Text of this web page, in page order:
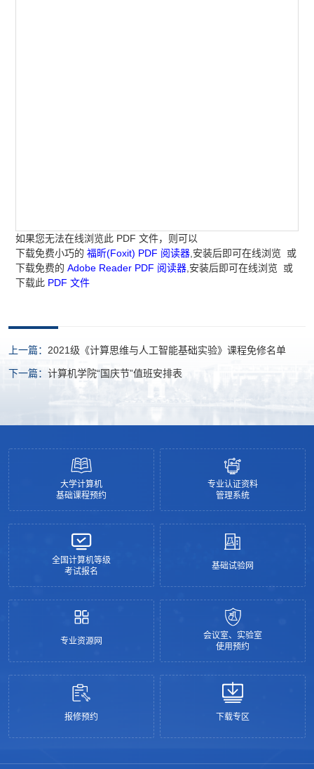
如果您无法在线浏览此 PDF 文件，则可以
下载免费小巧的 福昕(Foxit) PDF 阅读器,安装后即可在线浏览 或
下载免费的 Adobe Reader PDF 阅读器,安装后即可在线浏览 或
下载此 PDF 文件
上一篇： 2021级《计算思维与人工智能基础实验》课程免修名单
下一篇： 计算机学院“国庆节”值班安排表
大学计算机
基础课程预约
专业认证资料
管理系统
全国计算机等级
考试报名
基础试验网
专业资源网
会议室、实验室
使用预约
报修预约 下载专区